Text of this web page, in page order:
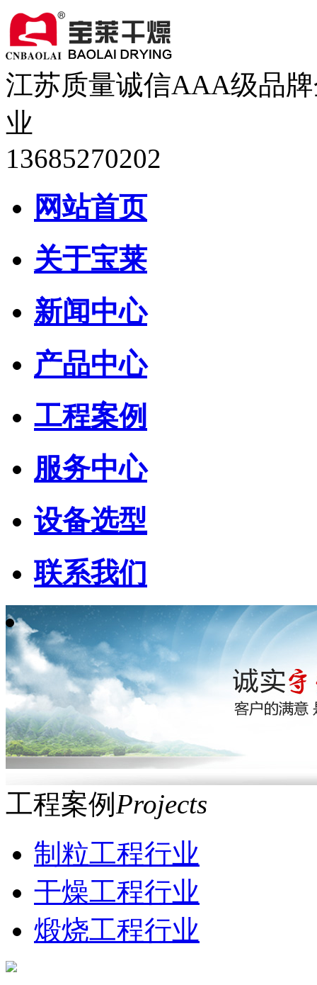
江苏质量诚信AAA级品
业
13685270202
网站首页
关于宝莱
新闻中心
产品中心
工程案例
服务中心
设备选型
联系我们
工程案例 Projects
制粒工程行业
干燥工程行业
煅烧工程行业